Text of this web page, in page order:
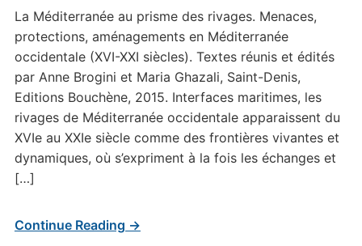
La Méditerranée au prisme des rivages. Menaces,
protections, aménagements en Méditerranée
occidentale (XVI-XXI siècles). Textes réunis et édités
par Anne Brogini et Maria Ghazali, Saint-Denis,
Editions Bouchène, 2015. Interfaces maritimes, les
rivages de Méditerranée occidentale apparaissent du
XVIe au XXIe siècle comme des frontières vivantes et
dynamiques, où s’expriment à la fois les échanges et
[…]
Continue Reading →